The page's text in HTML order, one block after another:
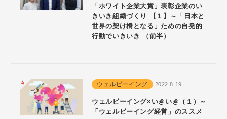
「ホワイト企業大賞」表彰企業のい
きいき組織づくり 【１】～「日本と
世界の架け橋となる」ための自発的
行動でいきいき （前半）
ウェルビーイング 2022.8.19
ウェルビーイング×いきいき（１）～
「ウェルビーイング経営」のススメ